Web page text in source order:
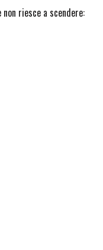
riesce a scendere: